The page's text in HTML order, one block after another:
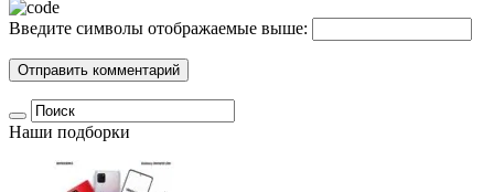
Введите символы отображаемые выше:
Наши подборки